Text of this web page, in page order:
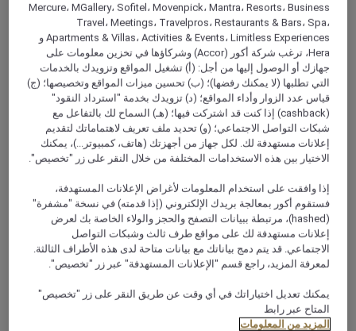
Km 49 Hurghada Safaga Hw, Soma Bay, Red
Sea, 847115, soma-bay, مصر
+2 065 32608-50
نبذة عن هذا المطعم
يقع المطعم بقلب الفندق، حيث يُقدّم الجزيرة مطعم أصنافاً
لبنانية وعربيّة شهيرة. يتميز المطعم بالتصميم العربّي ومنطقة
جلوس خارجية مع الاستماع إلى الموسيقى الحيّة من مُغني عربي
من مشروبات مصرية مميّزة. يمكنك أيضاً الاستمتاع بالخُبز العربي
الطازج المُقدّم مباشرةً من الفُرن التقليدي إلى طاولتك.
Mercure، MGallery، Sofitel، Movenpick، Mantra، Resorts، Business
Travel، Meetings، Travelpros، Restaurants & Bars، Spa،
Apartments & Villas، Activities & Events، Limitless Experiences و
Hera، ترغب شركة أكور (Accor) وشركاؤها في تخزين معلومات على
جهازك أو الوصول إليها من أجل: (أ) تشغيل المواقع وتزويدك بالخدمات
التي تطلبها (لا يمكنك رفضها)؛ (ب) تحسين ميزات المواقع وتخصيصها؛ (ج)
قياس عدد الزوار وأداء المواقع؛ (د) تزويدك بخدمة "استرداد النقود"
(cashback) إذا كنت قد اشتركت فيها؛ (هـ) السماح لك بالتفاعل مع
شبكات التواصل الاجتماعي؛ (و) تحديد ملف تعريف لاهتماماتك لتقديم
إعلانات مستهدفة لك. لكل جهاز من أجهزتك (هاتف، كمبيوتر...)، يمكنك
الاختيار بين هذه الاستخدامات المختلفة من خلال النقر على زر "تخصيص".
إذا وافقت على استخدام المعلومات لأغراض الإعلانات المستهدفة،
فستقوم أكور بمعالجة بريدك الإلكتروني (إذا قدمته) في نسخة "مشفرة"
(hashed)، مرتبطة ببيانات التصفح والحجز والولاء الخاصة بك لعرض
إعلانات مستهدفة لك على مواقع طرف ثالث وشبكات التواصل
الاجتماعي. قد يتم دمج بياناتك مع بيانات متاحة لدى هذه الأطراف الثالثة.
لمعرفة المزيد، راجع قسم "الإعلانات المستهدفة" عبر زر "تخصيص".
يمكنك تعديل اختياراتك في أي وقت عن طريق النقر على زر "تخصيص"
المتاح عبر رابط
المزيد من المعلومات